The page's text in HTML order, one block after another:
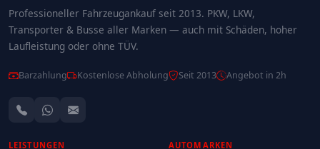
Professioneller Fahrzeugankauf seit 2013. PKW, LKW,
Transporter & Busse aller Marken — auch mit Schäden, hoher
Laufleistung oder ohne TÜV.
Barzahlung Kostenlose Abholung Seit 2013 Angebot in 2h
LEISTUNGEN AUTOMARKEN